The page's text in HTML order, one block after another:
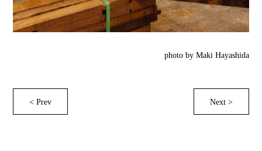
photo by Maki Hayashida
< Prev Next >